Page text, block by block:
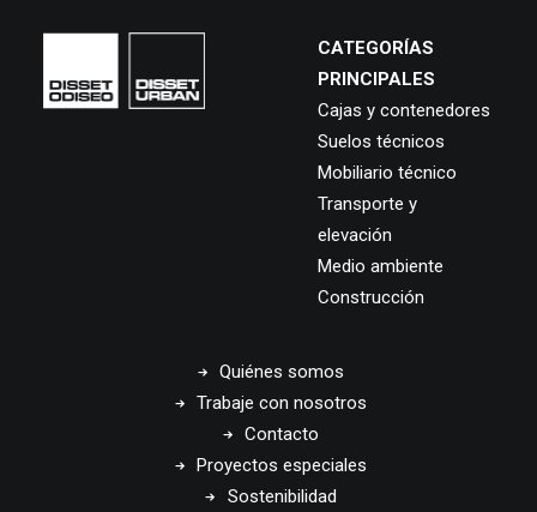
CATEGORÍAS
PRINCIPALES
Cajas y contenedores
Suelos técnicos
Mobiliario técnico
Transporte y
elevación
Medio ambiente
Construcción
Quiénes somos
Trabaje con nosotros
Contacto
Proyectos especiales
Sostenibilidad